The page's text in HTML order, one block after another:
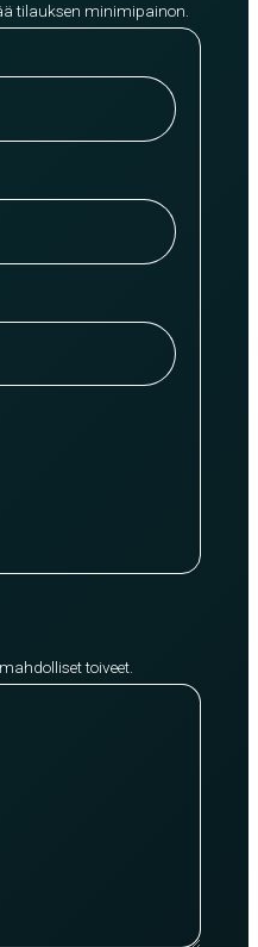
tilauksen minimipainon.
toiveet.